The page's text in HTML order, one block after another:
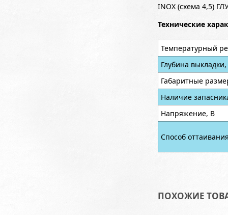
INOX (схема 4,5)
Технические
Температурный
Глубина
Габаритные
Наличие
Напряжение, В
Способ
ПОХОЖИЕ